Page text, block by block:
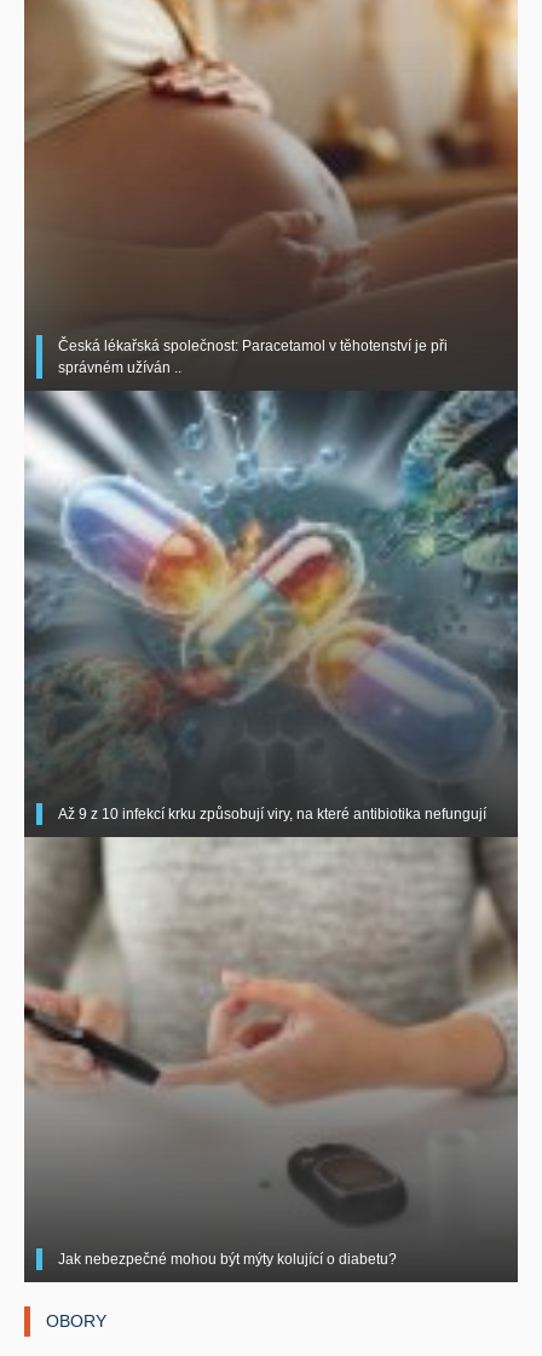
Česká lékařská společnost: Paracetamol v těhotenství je při
správném užíván ..
Až 9 z 10 infekcí krku způsobují viry, na které antibiotika nefungují
Jak nebezpečné mohou být mýty kolující o diabetu?
OBORY